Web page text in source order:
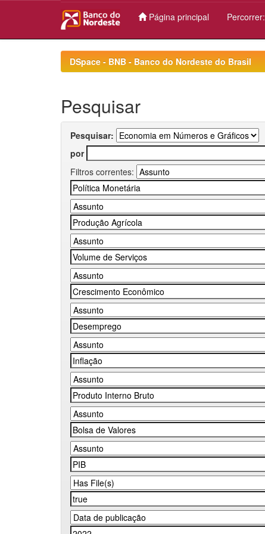
Página principal Percorrer:
DSpace - BNB - Banco do Nordeste do Brasil
Pesquisar
Pesquisar:
por
Filtros correntes: